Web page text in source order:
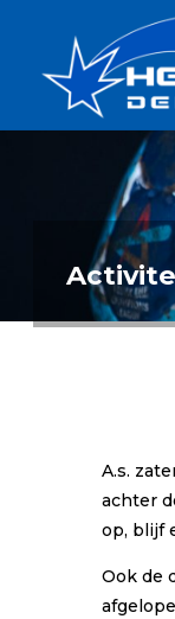
A.s.
achter
op, blijf
Ook de